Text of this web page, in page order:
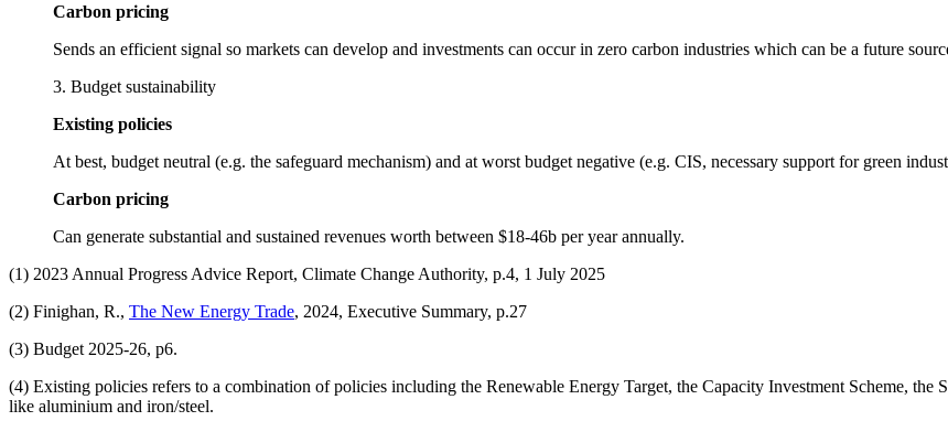
Carbon pricing​​​​‌ ‍ ​‍​‍‌‍ ‌ ​‍‌‍‍‌‌‍‌ ‌‍‍‌‌‍ ‍​‍​‍​ ‍‍​‍​‍‌ ​ ‌‍​‌‌‍ ‍‌‍‍‌‌ ‌​‌ ‍‌​‍ ‍‌‍‍‌‌‍ ​‍​‍​‍ ​​‍​‍‌‍‍​‌ ​‍‌‍‌‌‌‍‌‍​‍​‍​ ‍‍​‍​‍‌‍‍​‌ ‌​‌ ‌​‌ ​​​ ‍‍​‍ ​‍ ‌‍ ​‌‍ ‌‍​ ‌‍​‌‌‍ ​‌‍‍​‌‍ ‌ ​ ‌ ‌​​ ‍‍​ ​ ​ ​ ​ ​ ​ ​ ​‍ ‌‍‍‌‌‍ ‍‌ ‌​‌‍‌‌‌‍ ‍‌ ‌​​‍ ‌‍‌‌‌‍‌​‌‍‍‌‌ ‌​​‍ ‌‍ ‌‌‍ ‌‍‌​‌‍‌‌​ ‌‌ ​​‌ ​‍‌‍‌‌‌ ​ ‌‍‌‌‌‍ ‍‌ ‌​‌‍​‌‌ ‌​‌‍‍‌‌‍ ‌‍ ‍​ ‍ ‌‍‍‌‌‍‌​​ ‌‌‍‌​​ ‌ ​ ​ ​ ‍​‌‍‌‍​ ‌ ​ ‌‌​ ​‌​‍ ‌‌‍‌​‌‍​‍‌‍​‌‌‍​ ​‍ ‌​ ‌​​ ‌‍​ ‌​​ ​‌​‍ ‌​ ‍‌​ ​‍‌‍​‌‌‍‌‌​‍ ‌‌‍​‌‌‍​ ​ ‌​​ ‌‌​ ‌‍​ ​‍​ ‌​​ ‌​​ ​‍​ ‍​‌‍​‌​ ​‌​ ‍ ‌ ‌​‌ ‍‌‌ ​​‌‍‌‌​ ‌‌ ‌ ‌‍ ‌ ​‍‌‍‍ ​ ‍ ‌ ​​‌‍​‌‌ ‌​‌‍‍​​ ‌‌‍​ ‌‍ ‌‍ ‍‌ ‌​‌‍‌‌‌‍ ‍‌ ‌​​‍‌‌​ ‌‌‌​​‍‌‌ ‌‍‍ ‌‍‌‌‌ ‍‌​‍‌‌​ ​ ‌​‌​​‍‌‌​ ​ ‌​‌​​‍‌‌​ ​‍​ ​‍​ ​‍‌‍​ ​ ‌‌​ ‍‌​ ​‌​ ​‌​ ‌‍​ ​‍‌‍‌​​ ‍‌​ ​ ‌‍​‌​‍‌‌​ ​‍​ ​‍​‍‌‌​ ‌‌‌​‌​​‍ ‍‌ ​‍‌‍ ‌ ‌ ‌ ​ ​‍‌‌​ ‌‌‌​​‍‌‌ ‌‍‍ ‌‍‌‌‌ ‍‌​‍‌‌​ ​ ‌​‌​​‍‌‌​ ​ ‌​‌​​‍‌‌​ ​‍​ ​‍​ ​ ​ ‌‌‌‍‌‍​ ‌ ​ ‌‌​ ‌‌​ ‌‍​ ​‍‌‍​ ​ ​ ​ ​‍‌‍‌‍​‍‌‌​ ​‍​ ​‍​‍‌‌​ ‌‌‌​‌​​‍ ‍‌ ‌‍‌‍​‌‌‍ ​‌ ‌‌‌‍‌‌​‍‌‌​ ‌‌‌​​‍‌‌ ‌‍‍ ‌‍‌‌‌ ‍‌​‍‌‌​ ​ ‌​‌​​‍‌‌​ ​ ‌​‌​​‍‌‌​ ​‍​ ​‍​ ‌ ‌‍​‌‌‍‌‍​ ​​‌‍‌​‌‍​ ​ ‌​​ ‌ ​ ​‌​ ‍​​ ‍​​ ​‌​‍‌‌​ ​‍​ ​‍​‍‌‌​ ‌‌‌​‌​​‍ ‍‌‍​ ‌‍‍​‌‍‍‌‌‍ ​‌‍‌​‌ ​‍‌‍‌‌‌‍ ‍​‍‌‌​ ‌‌‌​​‍‌‌ ‌‍‍ ‌‍‌‌‌ ‍‌​‍‌‌​ ​ ‌​‌​​‍‌‌​ ​ ‌​‌​​‍‌‌​ ​‍​ ​‍‌‍‌‍​ ‌ ‌‍‌​‌‍​ ‌‍​‌​ ‌​‌‍‌​‌‍​‌​ ‌​​ ‌ ​ ‍‌​ ​​​‍‌‌​ ​‍​ ​‍​‍‌‌​ ‌‌‌​‌​​‍ ‍‌ ‌​‌‍‌‌‌ ‍​‌ ‌​​ ‌‍​‍‌‍​‌‌ ​ ‌‍‌‌‌‌‌‌‌ ​‍‌‍ ​​ ‌‌‍‍​‌ ‌​‌ ‌​‌ ​​​‍‌‌​ ​ ‌​​‌​‍‌‌​ ​‍‌​‌‍​‍‌‌​ ​‍‌​‌‍‌‍ ​‌‍ ‌‍​ ‌‍​‌‌‍ ​‌‍‍​‌‍ ‌ ​ ‌ ‌​​‍‌‌​ ​ ‌​​‌​ ​ ​ ​ ​ ​ ​ ​ ​‍‌‍‌‍‍‌‌‍‌​​ ‌‌‍‌​​ ‌ ​ ​ ​ ‍​‌‍‌‍​ ‌ ​ ‌‌​ ​‌​‍ ‌‌‍‌​‌‍​‍‌‍​‌‌‍​ ​‍ ‌​ ‌​​ ‌‍​ ‌​​ ​‌​‍ ‌​ ‍‌​ ​‍‌‍​‌‌‍‌‌​‍ ‌‌‍​‌‌‍​ ​ ‌​​ ‌‌​ ‌‍​ ​‍​ ‌​​ ‌​​ ​‍​ ‍​‌‍​‌​ ​‌​‍‌‍‌ ‌​‌ ‍‌‌ ​​‌‍‌‌​ ‌‌ ‌ ‌‍ ‌ ​‍‌‍‍ ​‍‌‍‌ ​​‌‍​‌‌ ‌​‌‍‍​​ ‌‌‍​ ‌‍ ‌‍ ‍‌ ‌​‌‍‌‌‌‍ ‍‌ ‌​​‍‌‌​ ‌‌‌​​‍‌‌ ‌‍‍ ‌‍‌‌‌ ‍‌​‍‌‌​ ​ ‌​‌​​‍‌‌​ ​ ‌​‌​​‍‌‌​ ​‍​ ​‍​ ​‍‌‍​ ​ ‌‌​ ‍‌​ ​‌​ ​‌​ ‌‍​ ​‍‌‍‌​​ ‍‌​ ​ ‌‍​‌​‍‌‌​ ​‍​ ​‍​‍‌‌​ ‌‌‌​‌​​‍ ‍‌ ​‍‌‍ ‌ ‌ ‌ ​ ​‍‌‌​ ‌‌‌​​‍‌‌ ‌‍‍ ‌‍‌‌‌ ‍‌​‍‌‌​ ​ ‌​‌​​‍‌‌​ ​ ‌​‌​​‍‌‌​ ​‍​ ​‍​ ​ ​ ‌‌‌‍‌‍​ ‌ ​ ‌‌​ ‌‌​ ‌‍​ ​‍‌‍​ ​ ​ ​ ​‍‌‍‌‍​‍‌‌​ ​‍​ ​‍​‍‌‌​ ‌‌‌​‌​​‍ ‍‌ ‌‍‌‍​‌‌‍ ​‌ ‌‌‌‍‌‌​‍‌‌​ ‌‌‌​​‍‌‌ ‌‍‍ ‌‍‌‌‌ ‍‌​‍‌‌​ ​ ‌​‌​​‍‌‌​ ​ ‌​‌​​‍‌‌​ ​‍​ ​‍​ ‌ ‌‍​‌‌‍‌‍​ ​​‌‍‌​‌‍​ ​ ‌​​ ‌ ​ ​‌​ ‍​​ ‍​​ ​‌​‍‌‌​ ​‍​ ​‍​‍‌‌​ ‌‌‌​‌​​‍ ‍‌‍​ ‌‍‍​‌‍‍‌‌‍ ​‌‍‌​‌ ​‍‌‍‌‌‌‍ ‍​‍‌‌​ ‌‌‌​​‍‌‌ ‌‍‍ ‌‍‌‌‌ ‍‌​‍‌‌​ ​ ‌​‌​​‍‌‌​ ​ ‌​‌​​‍‌‌​ ​‍​ ​‍‌‍‌‍​ ‌ ‌‍‌​‌‍​ ‌‍​‌​ ‌​‌‍‌​‌‍​‌​ ‌​​ ‌ ​ ‍‌​ ​​​‍‌‌​ ​‍​ ​‍​‍‌‌​ ‌‌‌​‌​​‍ ‍‌ ‌​‌‍‌‌‌ ‍​‌ ‌​​‍‌‍‌ ​​‌‍‌‌‌ ​‍‌ ​ ‌ ​​‌‍‌‌‌‍​ ‌ ‌​‌‍‍‌‌ ‌‍‌‍‌‌​ ‌‌ ​​‌ ‌‌‌‍​‍‌‍ ​‌‍‍‌‌ ​ ‌‍‍​‌‍‌‌‌‍‌​​‍​‍‌ ‌
Sends an efficient signal so markets can develop and investments can occur in zero carbon industries which can be a future source of economic prosperity,​​​​‌
3. Budget sustainability
Existing policies​​​​‌ ‍ ​‍​‍‌‍ ‌ ​‍‌‍‍‌‌‍‌ ‌‍‍‌‌‍ ‍​‍​‍​ ‍‍​‍​‍‌ ​ ‌‍​‌‌‍ ‍‌‍‍‌‌ ‌​‌ ‍‌​‍ ‍‌‍‍‌‌‍ ​‍​‍​‍ ​​‍​‍‌‍‍​‌ ​‍‌‍‌‌‌‍‌‍​‍​‍​ ‍‍​‍​‍‌‍‍​‌ ‌​‌ ‌​‌ ​​​ ‍‍​‍ ​‍ ‌‍ ​‌‍ ‌‍​ ‌‍​‌‌‍ ​‌‍‍​‌‍ ‌ ​ ‌ ‌​​ ‍‍​ ​ ​ ​ ​ ​ ​ ​ ​‍ ‌‍‍‌‌‍ ‍‌ ‌​‌‍‌‌‌‍ ‍‌ ‌​​‍ ‌‍‌‌‌‍‌​‌‍‍‌‌ ‌​​‍ ‌‍ ‌‌‍ ‌‍‌​‌‍‌‌​ ‌‌ ​​‌ ​‍‌‍‌‌‌ ​ ‌‍‌‌‌‍ ‍‌ ‌​‌‍​‌‌ ‌​‌‍‍‌‌‍ ‌‍ ‍​ ‍ ‌‍‍‌‌‍‌​​ ‌‌‍‌​​ ‌ ​ ​ ​ ‍​‌‍‌‍​ ‌ ​ ‌‌​ ​‌​‍ ‌‌‍‌​‌‍​‍‌‍​‌‌‍​ ​‍ ‌​ ‌​​ ‌‍​ ‌​​ ​‌​‍ ‌​ ‍‌​ ​‍‌‍​‌‌‍‌‌​‍ ‌‌‍​‌‌‍​ ​ ‌​​ ‌‌​ ‌‍​ ​‍​ ‌​​ ‌​​ ​‍​ ‍​‌‍​‌​ ​‌​ ‍ ‌ ‌​‌ ‍‌‌ ​​‌‍‌‌​ ‌‌ ‌ ‌‍ ‌ ​‍‌‍‍ ​ ‍ ‌ ​​‌‍​‌‌ ‌​‌‍‍​​ ‌‌‍​ ‌‍ ‌‍ ‍‌ ‌​‌‍‌‌‌‍ ‍‌ ‌​​‍‌‌​ ‌‌‌​​‍‌‌ ‌‍‍ ‌‍‌‌‌ ‍‌​‍‌‌​ ​ ‌​‌​​‍‌‌​ ​ ‌​‌​​‍‌‌​ ​‍​ ​‍​ ​‍‌‍​ ​ ‌‌​ ‍‌​ ​‌​ ​‌​ ‌‍​ ​‍‌‍‌​​ ‍‌​ ​ ‌‍​‌​‍‌‌​ ​‍​ ​‍​‍‌‌​ ‌‌‌​‌​​‍ ‍‌ ​‍‌‍ ‌ ‌ ‌ ​ ​‍‌‌​ ‌‌‌​​‍‌‌ ‌‍‍ ‌‍‌‌‌ ‍‌​‍‌‌​ ​ ‌​‌​​‍‌‌​ ​ ‌​‌​​‍‌‌​ ​‍​ ​‍​ ‌‌​ ‍​​ ‍​‌‍‌​​ ‌‌‌‍‌‍​ ​‍‌‍​ ‌‍‌‍‌‍‌‍​ ​ ​ ‌​​‍‌‌​ ​‍​ ​‍​‍‌‌​ ‌‌‌​‌​​‍ ‍‌ ‌‍‌‍​‌‌‍ ​‌ ‌‌‌‍‌‌​‍‌‌​ ‌‌‌​​‍‌‌ ‌‍‍ ‌‍‌‌‌ ‍‌​‍‌‌​ ​ ‌​‌​​‍‌‌​ ​ ‌​‌​​‍‌‌​ ​‍​ ​‍‌‍​‍‌‍‌​​ ‌‌‌‍​‍​ ‍‌‌‍​‍​ ​ ‌‍‌‍‌‍‌​‌‍‌‌​ ​‌​ ​‌​‍‌‌​ ​‍​ ​‍​‍‌‌​ ‌‌‌​‌​​‍ ‍‌‍​ ‌‍‍​‌‍‍‌‌‍ ​‌‍‌​‌ ​‍‌‍‌‌‌‍ ‍​‍‌‌​ ‌‌‌​​‍‌‌ ‌‍‍ ‌‍‌‌‌ ‍‌​‍‌‌​ ​ ‌​‌​​‍‌‌​ ​ ‌​‌​​‍‌‌​ ​‍​ ​‍​ ​‍​ ​​​ ‌‍​ ​​​ ​ ​ ‌ ‌‍​‌​ ​ ​ ​‌​ ‌ ​ ‍​​ ‍​​‍‌‌​ ​‍​ ​‍​‍‌‌​ ‌‌‌​‌​​‍ ‍‌ ‌​‌‍‌‌‌ ‍​‌ ‌​​ ‌‍​‍‌‍​‌‌ ​ ‌‍‌‌‌‌‌‌‌ ​‍‌‍ ​​ ‌‌‍‍​‌ ‌​‌ ‌​‌ ​​​‍‌‌​ ​ ‌​​‌​‍‌‌​ ​‍‌​‌‍​‍‌‌​ ​‍‌​‌‍‌‍ ​‌‍ ‌‍​ ‌‍​‌‌‍ ​‌‍‍​‌‍ ‌ ​ ‌ ‌​​‍‌‌​ ​ ‌​​‌​ ​ ​ ​ ​ ​ ​ ​ ​‍‌‍‌‍‍‌‌‍‌​​ ‌‌‍‌​​ ‌ ​ ​ ​ ‍​‌‍‌‍​ ‌ ​ ‌‌​ ​‌​‍ ‌‌‍‌​‌‍​‍‌‍​‌‌‍​ ​‍ ‌​ ‌​​ ‌‍​ ‌​​ ​‌​‍ ‌​ ‍‌​ ​‍‌‍​‌‌‍‌‌​‍ ‌‌‍​‌‌‍​ ​ ‌​​ ‌‌​ ‌‍​ ​‍​ ‌​​ ‌​​ ​‍​ ‍​‌‍​‌​ ​‌​‍‌‍‌ ‌​‌ ‍‌‌ ​​‌‍‌‌​ ‌‌ ‌ ‌‍ ‌ ​‍‌‍‍ ​‍‌‍‌ ​​‌‍​‌‌ ‌​‌‍‍​​ ‌‌‍​ ‌‍ ‌‍ ‍‌ ‌​‌‍‌‌‌‍ ‍‌ ‌​​‍‌‌​ ‌‌‌​​‍‌‌ ‌‍‍ ‌‍‌‌‌ ‍‌​‍‌‌​ ​ ‌​‌​​‍‌‌​ ​ ‌​‌​​‍‌‌​ ​‍​ ​‍​ ​‍‌‍​ ​ ‌‌​ ‍‌​ ​‌​ ​‌​ ‌‍​ ​‍‌‍‌​​ ‍‌​ ​ ‌‍​‌​‍‌‌​ ​‍​ ​‍​‍‌‌​ ‌‌‌​‌​​‍ ‍‌ ​‍‌‍ ‌ ‌ ‌ ​ ​‍‌‌​ ‌‌‌​​‍‌‌ ‌‍‍ ‌‍‌‌‌ ‍‌​‍‌‌​ ​ ‌​‌​​‍‌‌​ ​ ‌​‌​​‍‌‌​ ​‍​ ​‍​ ‌‌​ ‍​​ ‍​‌‍‌​​ ‌‌‌‍‌‍​ ​‍‌‍​ ‌‍‌‍‌‍‌‍​ ​ ​ ‌​​‍‌‌​ ​‍​ ​‍​‍‌‌​ ‌‌‌​‌​​‍ ‍‌ ‌‍‌‍​‌‌‍ ​‌ ‌‌‌‍‌‌​‍‌‌​ ‌‌‌​​‍‌‌ ‌‍‍ ‌‍‌‌‌ ‍‌​‍‌‌​ ​ ‌​‌​​‍‌‌​ ​ ‌​‌​​‍‌‌​ ​‍​ ​‍‌‍​‍‌‍‌​​ ‌‌‌‍​‍​ ‍‌‌‍​‍​ ​ ‌‍‌‍‌‍‌​‌‍‌‌​ ​‌​ ​‌​‍‌‌​ ​‍​ ​‍​‍‌‌​ ‌‌‌​‌​​‍ ‍‌‍​ ‌‍‍​‌‍‍‌‌‍ ​‌‍‌​‌ ​‍‌‍‌‌‌‍ ‍​‍‌‌​ ‌‌‌​​‍‌‌ ‌‍‍ ‌‍‌‌‌ ‍‌​‍‌‌​ ​ ‌​‌​​‍‌‌​ ​ ‌​‌​​‍‌‌​ ​‍​ ​‍​ ​‍​ ​​​ ‌‍​ ​​​ ​ ​ ‌ ‌‍​‌​ ​ ​ ​‌​ ‌ ​ ‍​​ ‍​​‍‌‌​ ​‍​ ​‍​‍‌‌​ ‌‌‌​‌​​‍ ‍‌ ‌​‌‍‌‌‌ ‍​‌ ‌​​‍‌‍‌ ​​‌‍‌‌‌ ​‍‌ ​ ‌ ​​‌‍‌‌‌‍​ ‌ ‌​‌‍‍‌‌ ‌‍‌‍‌‌​ ‌‌ ​​‌ ‌‌‌‍​‍‌‍ ​‌‍‍‌‌ ​ ‌‍‍​‌‍‌‌‌‍‌​​‍​‍‌ ‌
At best, budget neutral (e.g. the safeguard mechanism) and at worst budget negative (e.g. CIS, necessary support for green industries).​​​​‌
Carbon pricing​​​​‌ ‍ ​‍​‍‌‍ ‌ ​‍‌‍‍‌‌‍‌ ‌‍‍‌‌‍ ‍​‍​‍​ ‍‍​‍​‍‌ ​ ‌‍​‌‌‍ ‍‌‍‍‌‌ ‌​‌ ‍‌​‍ ‍‌‍‍‌‌‍ ​‍​‍​‍ ​​‍​‍‌‍‍​‌ ​‍‌‍‌‌‌‍‌‍​‍​‍​ ‍‍​‍​‍‌‍‍​‌ ‌​‌ ‌​‌ ​​​ ‍‍​‍ ​‍ ‌‍ ​‌‍ ‌‍​ ‌‍​‌‌‍ ​‌‍‍​‌‍ ‌ ​ ‌ ‌​​ ‍‍​ ​ ​ ​ ​ ​ ​ ​ ​‍ ‌‍‍‌‌‍ ‍‌ ‌​‌‍‌‌‌‍ ‍‌ ‌​​‍ ‌‍‌‌‌‍‌​‌‍‍‌‌ ‌​​‍ ‌‍ ‌‌‍ ‌‍‌​‌‍‌‌​ ‌‌ ​​‌ ​‍‌‍‌‌‌ ​ ‌‍‌‌‌‍ ‍‌ ‌​‌‍​‌‌ ‌​‌‍‍‌‌‍ ‌‍ ‍​ ‍ ‌‍‍‌‌‍‌​​ ‌‌‍‌​​ ‌ ​ ​ ​ ‍​‌‍‌‍​ ‌ ​ ‌‌​ ​‌​‍ ‌‌‍‌​‌‍​‍‌‍​‌‌‍​ ​‍ ‌​ ‌​​ ‌‍​ ‌​​ ​‌​‍ ‌​ ‍‌​ ​‍‌‍​‌‌‍‌‌​‍ ‌‌‍​‌‌‍​ ​ ‌​​ ‌‌​ ‌‍​ ​‍​ ‌​​ ‌​​ ​‍​ ‍​‌‍​‌​ ​‌​ ‍ ‌ ‌​‌ ‍‌‌ ​​‌‍‌‌​ ‌‌ ‌ ‌‍ ‌ ​‍‌‍‍ ​ ‍ ‌ ​​‌‍​‌‌ ‌​‌‍‍​​ ‌‌‍​ ‌‍ ‌‍ ‍‌ ‌​‌‍‌‌‌‍ ‍‌ ‌​​‍‌‌​ ‌‌‌​​‍‌‌ ‌‍‍ ‌‍‌‌‌ ‍‌​‍‌‌​ ​ ‌​‌​​‍‌‌​ ​ ‌​‌​​‍‌‌​ ​‍​ ​‍​ ​‍‌‍​ ​ ‌‌​ ‍‌​ ​‌​ ​‌​ ‌‍​ ​‍‌‍‌​​ ‍‌​ ​ ‌‍​‌​‍‌‌​ ​‍​ ​‍​‍‌‌​ ‌‌‌​‌​​‍ ‍‌ ​‍‌‍ ‌ ‌ ‌ ​ ​‍‌‌​ ‌‌‌​​‍‌‌ ‌‍‍ ‌‍‌‌‌ ‍‌​‍‌‌​ ​ ‌​‌​​‍‌‌​ ​ ‌​‌​​‍‌‌​ ​‍​ ​‍​ ‌‌​ ‍​​ ‍​‌‍‌​​ ‌‌‌‍‌‍​ ​‍‌‍​ ‌‍‌‍‌‍‌‍​ ​ ​ ‌​​‍‌‌​ ​‍​ ​‍​‍‌‌​ ‌‌‌​‌​​‍ ‍‌ ‌‍‌‍​‌‌‍ ​‌ ‌‌‌‍‌‌​‍‌‌​ ‌‌‌​​‍‌‌ ‌‍‍ ‌‍‌‌‌ ‍‌​‍‌‌​ ​ ‌​‌​​‍‌‌​ ​ ‌​‌​​‍‌‌​ ​‍​ ​‍​ ​‌‌‍​‌‌‍​ ‌‍‌‍​ ​‍​ ‍​​ ​ ​ ‍‌​ ‌‌​ ‌ ‌‍​‍​ ‌‌​‍‌‌​ ​‍​ ​‍​‍‌‌​ ‌‌‌​‌​​‍ ‍‌‍​ ‌‍‍​‌‍‍‌‌‍ ​‌‍‌​‌ ​‍‌‍‌‌‌‍ ‍​‍‌‌​ ‌‌‌​​‍‌‌ ‌‍‍ ‌‍‌‌‌ ‍‌​‍‌‌​ ​ ‌​‌​​‍‌‌​ ​ ‌​‌​​‍‌‌​ ​‍​ ​‍​ ​ ​ ​ ‌‍​‌​ ‌​​ ​​​ ‍​​ ​‌‌‍​ ​ ‍​​ ​‍‌‍‌‌​ ​ ​‍‌‌​ ​‍​ ​‍​‍‌‌​ ‌‌‌​‌​​‍ ‍‌ ‌​‌‍‌‌‌ ‍​‌ ‌​​ ‌‍​‍‌‍​‌‌ ​ ‌‍‌‌‌‌‌‌‌ ​‍‌‍ ​​ ‌‌‍‍​‌ ‌​‌ ‌​‌ ​​​‍‌‌​ ​ ‌​​‌​‍‌‌​ ​‍‌​‌‍​‍‌‌​ ​‍‌​‌‍‌‍ ​‌‍ ‌‍​ ‌‍​‌‌‍ ​‌‍‍​‌‍ ‌ ​ ‌ ‌​​‍‌‌​ ​ ‌​​‌​ ​ ​ ​ ​ ​ ​ ​ ​‍‌‍‌‍‍‌‌‍‌​​ ‌‌‍‌​​ ‌ ​ ​ ​ ‍​‌‍‌‍​ ‌ ​ ‌‌​ ​‌​‍ ‌‌‍‌​‌‍​‍‌‍​‌‌‍​ ​‍ ‌​ ‌​​ ‌‍​ ‌​​ ​‌​‍ ‌​ ‍‌​ ​‍‌‍​‌‌‍‌‌​‍ ‌‌‍​‌‌‍​ ​ ‌​​ ‌‌​ ‌‍​ ​‍​ ‌​​ ‌​​ ​‍​ ‍​‌‍​‌​ ​‌​‍‌‍‌ ‌​‌ ‍‌‌ ​​‌‍‌‌​ ‌‌ ‌ ‌‍ ‌ ​‍‌‍‍ ​‍‌‍‌ ​​‌‍​‌‌ ‌​‌‍‍​​ ‌‌‍​ ‌‍ ‌‍ ‍‌ ‌​‌‍‌‌‌‍ ‍‌ ‌​​‍‌‌​ ‌‌‌​​‍‌‌ ‌‍‍ ‌‍‌‌‌ ‍‌​‍‌‌​ ​ ‌​‌​​‍‌‌​ ​ ‌​‌​​‍‌‌​ ​‍​ ​‍​ ​‍‌‍​ ​ ‌‌​ ‍‌​ ​‌​ ​‌​ ‌‍​ ​‍‌‍‌​​ ‍‌​ ​ ‌‍​‌​‍‌‌​ ​‍​ ​‍​‍‌‌​ ‌‌‌​‌​​‍ ‍‌ ​‍‌‍ ‌ ‌ ‌ ​ ​‍‌‌​ ‌‌‌​​‍‌‌ ‌‍‍ ‌‍‌‌‌ ‍‌​‍‌‌​ ​ ‌​‌​​‍‌‌​ ​ ‌​‌​​‍‌‌​ ​‍​ ​‍​ ‌‌​ ‍​​ ‍​‌‍‌​​ ‌‌‌‍‌‍​ ​‍‌‍​ ‌‍‌‍‌‍‌‍​ ​ ​ ‌​​‍‌‌​ ​‍​ ​‍​‍‌‌​ ‌‌‌​‌​​‍ ‍‌ ‌‍‌‍​‌‌‍ ​‌ ‌‌‌‍‌‌​‍‌‌​ ‌‌‌​​‍‌‌ ‌‍‍ ‌‍‌‌‌ ‍‌​‍‌‌​ ​ ‌​‌​​‍‌‌​ ​ ‌​‌​​‍‌‌​ ​‍​ ​‍​ ​‌‌‍​‌‌‍​ ‌‍‌‍​ ​‍​ ‍​​ ​ ​ ‍‌​ ‌‌​ ‌ ‌‍​‍​ ‌‌​‍‌‌​ ​‍​ ​‍​‍‌‌​ ‌‌‌​‌​​‍ ‍‌‍​ ‌‍‍​‌‍‍‌‌‍ ​‌‍‌​‌ ​‍‌‍‌‌‌‍ ‍​‍‌‌​ ‌‌‌​​‍‌‌ ‌‍‍ ‌‍‌‌‌ ‍‌​‍‌‌​ ​ ‌​‌​​‍‌‌​ ​ ‌​‌​​‍‌‌​ ​‍​ ​‍​ ​ ​ ​ ‌‍​‌​ ‌​​ ​​​ ‍​​ ​‌‌‍​ ​ ‍​​ ​‍‌‍‌‌​ ​ ​‍‌‌​ ​‍​ ​‍​‍‌‌​ ‌‌‌​‌​​‍ ‍‌ ‌​‌‍‌‌‌ ‍​‌ ‌​​‍‌‍‌ ​​‌‍‌‌‌ ​‍‌ ​ ‌ ​​‌‍‌‌‌‍​ ‌ ‌​‌‍‍‌‌ ‌‍‌‍‌‌​ ‌‌ ​​‌ ‌‌‌‍​‍‌‍ ​‌‍‍‌‌ ​ ‌‍‍​‌‍‌‌‌‍‌​​‍​‍‌ ‌
Can generate substantial and sustained revenues worth between $18-46b per year annually.​​​​‌ ‍ ​‍​‍‌‍ ‌ ​‍‌‍‍‌‌‍‌ ‌‍‍‌‌‍ ‍​‍​‍​ ‍‍​‍​‍‌ ​ ‌‍​‌‌‍ ‍‌‍‍‌‌ ‌​‌ ‍‌​‍ ‍‌‍‍‌‌‍ ​‍​‍​‍ ​​‍​‍‌‍‍​‌ ​‍‌‍‌‌‌‍‌‍​‍​‍​ ‍‍​‍​‍‌‍‍​‌ ‌​‌ ‌​‌ ​​​ ‍‍​‍ ​‍ ‌‍ ​‌‍ ‌‍​ ‌‍​‌‌‍ ​‌‍‍​‌‍ ‌ ​ ‌ ‌​​ ‍‍​ ​ ​ ​ ​ ​ ​ ​ ​‍ ‌‍‍‌‌‍ ‍‌ ‌​‌‍‌‌‌‍ ‍‌ ‌​​‍ ‌‍‌‌‌‍‌​‌‍‍‌‌ ‌​​‍ ‌‍ ‌‌‍ ‌‍‌​‌‍‌‌​ ‌‌ ​​‌ ​‍‌‍‌‌‌ ​ ‌‍‌‌‌‍ ‍‌ ‌​‌‍​‌‌ ‌​‌‍‍‌‌‍ ‌‍ ‍​ ‍ ‌‍‍‌‌‍‌​​ ‌‌‍‌​​ ‌ ​ ​ ​ ‍​‌‍‌‍​ ‌ ​ ‌‌​ ​‌​‍ ‌‌‍‌​‌‍​‍‌‍​‌‌‍​ ​‍ ‌​ ‌​​ ‌‍​ ‌​​ ​‌​‍ ‌​ ‍‌​ ​‍‌‍​‌‌‍‌‌​‍ ‌‌‍​‌‌‍​ ​ ‌​​ ‌‌​ ‌‍​ ​‍​ ‌​​ ‌​​ ​‍​ ‍​‌‍​‌​ ​‌​ ‍ ‌ ‌​‌ ‍‌‌ ​​‌‍‌‌​ ‌‌ ‌ ‌‍ ‌ ​‍‌‍‍ ​ ‍ ‌ ​​‌‍​‌‌ ‌​‌‍‍​​ ‌‌‍​ ‌‍ ‌‍ ‍‌ ‌​‌‍‌‌‌‍ ‍‌ ‌​​‍‌‌​ ‌‌‌​​‍‌‌ ‌‍‍ ‌‍‌‌‌ ‍‌​‍‌‌​ ​ ‌​‌​​‍‌‌​ ​ ‌​‌​​‍‌‌​ ​‍​ ​‍​ ​‍‌‍​ ​ ‌‌​ ‍‌​ ​‌​ ​‌​ ‌‍​ ​‍‌‍‌​​ ‍‌​ ​ ‌‍​‌​‍‌‌​ ​‍​ ​‍​‍‌‌​ ‌‌‌​‌​​‍ ‍‌ ​‍‌‍ ‌ ‌ ‌ ​ ​‍‌‌​ ‌‌‌​​‍‌‌ ‌‍‍ ‌‍‌‌‌ ‍‌​‍‌‌​ ​ ‌​‌​​‍‌‌​ ​ ‌​‌​​‍‌‌​ ​‍​ ​‍​ ‌‌​ ‍​​ ‍​‌‍‌​​ ‌‌‌‍‌‍​ ​‍‌‍​ ‌‍‌‍‌‍‌‍​ ​ ​ ‌​​‍‌‌​ ​‍​ ​‍​‍‌‌​ ‌‌‌​‌​​‍ ‍‌ ‌‍‌‍​‌‌‍ ​‌ ‌‌‌‍‌‌​‍‌‌​ ‌‌‌​​‍‌‌ ‌‍‍ ‌‍‌‌‌ ‍‌​‍‌‌​ ​ ‌​‌​​‍‌‌​ ​ ‌​‌​​‍‌‌​ ​‍​ ​‍​ ​‌‌‍​‌​ ​​​ ‌​‌‍​ ​ ‌‌​ ‌​​ ‌ ​ ‌‍​ ​ ​ ‌‌​ ​​​‍‌‌​ ​‍​ ​‍​‍‌‌​ ‌‌‌​‌​​‍ ‍‌‍​ ‌‍‍​‌‍‍‌‌‍ ​‌‍‌​‌ ​‍‌‍‌‌‌‍ ‍​‍‌‌​ ‌‌‌​​‍‌‌ ‌‍‍ ‌‍‌‌‌ ‍‌​‍‌‌​ ​ ‌​‌​​‍‌‌​ ​ ‌​‌​​‍‌‌​ ​‍​ ​‍​ ​​​ ‌‍​ ​‍‌‍‌‍​ ‌‌​ ‌ ​ ​‌​ ‌ ‌‍​ ​ ​ ‌‍‌‍​ ​‌​‍‌‌​ ​‍​ ​‍​‍‌‌​ ‌‌‌​‌​​‍ ‍‌ ‌​‌‍‌‌‌ ‍​‌ ‌​​ ‌‍​‍‌‍​‌‌ ​ ‌‍‌‌‌‌‌‌‌ ​‍‌‍ ​​ ‌‌‍‍​‌ ‌​‌ ‌​‌ ​​​‍‌‌​ ​ ‌​​‌​‍‌‌​ ​‍‌​‌‍​‍‌‌​ ​‍‌​‌‍‌‍ ​‌‍ ‌‍​ ‌‍​‌‌‍ ​‌‍‍​‌‍ ‌ ​ ‌ ‌​​‍‌‌​ ​ ‌​​‌​ ​ ​ ​ ​ ​ ​ ​ ​‍‌‍‌‍‍‌‌‍‌​​ ‌‌‍‌​​ ‌ ​ ​ ​ ‍​‌‍‌‍​ ‌ ​ ‌‌​ ​‌​‍ ‌‌‍‌​‌‍​‍‌‍​‌‌‍​ ​‍ ‌​ ‌​​ ‌‍​ ‌​​ ​‌​‍ ‌​ ‍‌​ ​‍‌‍​‌‌‍‌‌​‍ ‌‌‍​‌‌‍​ ​ ‌​​ ‌‌​ ‌‍​ ​‍​ ‌​​ ‌​​ ​‍​ ‍​‌‍​‌​ ​‌​‍‌‍‌ ‌​‌ ‍‌‌ ​​‌‍‌‌​ ‌‌ ‌ ‌‍ ‌ ​‍‌‍‍ ​‍‌‍‌ ​​‌‍​‌‌ ‌​‌‍‍​​ ‌‌‍​ ‌‍ ‌‍ ‍‌ ‌​‌‍‌‌‌‍ ‍‌ ‌​​‍‌‌​ ‌‌‌​​‍‌‌ ‌‍‍ ‌‍‌‌‌ ‍‌​‍‌‌​ ​ ‌​‌​​‍‌‌​ ​ ‌​‌​​‍‌‌​ ​‍​ ​‍​ ​‍‌‍​ ​ ‌‌​ ‍‌​ ​‌​ ​‌​ ‌‍​ ​‍‌‍‌​​ ‍‌​ ​ ‌‍​‌​‍‌‌​ ​‍​ ​‍​‍‌‌​ ‌‌‌​‌​​‍ ‍‌ ​‍‌‍ ‌ ‌ ‌ ​ ​‍‌‌​ ‌‌‌​​‍‌‌ ‌‍‍ ‌‍‌‌‌ ‍‌​‍‌‌​ ​ ‌​‌​​‍‌‌​ ​ ‌​‌​​‍‌‌​ ​‍​ ​‍​ ‌‌​ ‍​​ ‍​‌‍‌​​ ‌‌‌‍‌‍​ ​‍‌‍​ ‌‍‌‍‌‍‌‍​ ​ ​ ‌​​‍‌‌​ ​‍​ ​‍​‍‌‌​ ‌‌‌​‌​​‍ ‍‌ ‌‍‌‍​‌‌‍ ​‌ ‌‌‌‍‌‌​‍‌‌​ ‌‌‌​​‍‌‌ ‌‍‍ ‌‍‌‌‌ ‍‌​‍‌‌​ ​ ‌​‌​​‍‌‌​ ​ ‌​‌​​‍‌‌​ ​‍​ ​‍​ ​‌‌‍​‌​ ​​​ ‌​‌‍​ ​ ‌‌​ ‌​​ ‌ ​ ‌‍​ ​ ​ ‌‌​ ​​​‍‌‌​ ​‍​ ​‍​‍‌‌​ ‌‌‌​‌​​‍ ‍‌‍​ ‌‍‍​‌‍‍‌‌‍ ​‌‍‌​‌ ​‍‌‍‌‌‌‍ ‍​‍‌‌​ ‌‌‌​​‍‌‌ ‌‍‍ ‌‍‌‌‌ ‍‌​‍‌‌​ ​ ‌​‌​​‍‌‌​ ​ ‌​‌​​‍‌‌​ ​‍​ ​‍​ ​​​ ‌‍​ ​‍‌‍‌‍​ ‌‌​ ‌ ​ ​‌​ ‌ ‌‍​ ​ ​ ‌‍‌‍​ ​‌​‍‌‌​ ​‍​ ​‍​‍‌‌​ ‌‌‌​‌​​‍ ‍‌ ‌​‌‍‌‌‌ ‍​‌ ‌​​‍‌‍‌ ​​‌‍‌‌‌ ​‍‌ ​ ‌ ​​‌‍‌‌‌‍​ ‌ ‌​‌‍‍‌‌ ‌‍‌‍‌‌​ ‌‌ ​​‌ ‌‌‌‍​‍‌‍ ​‌‍‍‌‌ ​ ‌‍‍​‌‍‌‌‌‍‌​​‍​‍‌ ‌
(1) 2023 Annual Progress Advice Report, Climate Change Authority, p.4, 1 July 2025​​​​‌ ‍ ​‍​‍‌‍ ‌ ​‍‌‍‍‌‌‍‌ ‌‍‍‌‌‍ ‍​‍​‍​ ‍‍​‍​‍‌ ​ ‌‍​‌‌‍ ‍‌‍‍‌‌ ‌​‌ ‍‌​‍ ‍‌‍‍‌‌‍ ​‍​‍​‍ ​​‍​‍‌‍‍​‌ ​‍‌‍‌‌‌‍‌‍​‍​‍​ ‍‍​‍​‍‌‍‍​‌ ‌​‌ ‌​‌ ​​​ ‍‍​‍ ​‍ ‌‍ ​‌‍ ‌‍​ ‌‍​‌‌‍ ​‌‍‍​‌‍ ‌ ​ ‌ ‌​​ ‍‍​ ​ ​ ​ ​ ​ ​ ​ ​‍ ‌‍‍‌‌‍ ‍‌ ‌​‌‍‌‌‌‍ ‍‌ ‌​​‍ ‌‍‌‌‌‍‌​‌‍‍‌‌ ‌​​‍ ‌‍ ‌‌‍ ‌‍‌​‌‍‌‌​ ‌‌ ​​‌ ​‍‌‍‌‌‌ ​ ‌‍‌‌‌‍ ‍‌ ‌​‌‍​‌‌ ‌​‌‍‍‌‌‍ ‌‍ ‍​ ‍ ‌‍‍‌‌‍‌​​ ‌‌‍‌​​ ‌ ​ ​ ​ ‍​‌‍‌‍​ ‌ ​ ‌‌​ ​‌​‍ ‌‌‍‌​‌‍​‍‌‍​‌‌‍​ ​‍ ‌​ ‌​​ ‌‍​ ‌​​ ​‌​‍ ‌​ ‍‌​ ​‍‌‍​‌‌‍‌‌​‍ ‌‌‍​‌‌‍​ ​ ‌​​ ‌‌​ ‌‍​ ​‍​ ‌​​ ‌​​ ​‍​ ‍​‌‍​‌​ ​‌​ ‍ ‌ ‌​‌ ‍‌‌ ​​‌‍‌‌​ ‌‌ ‌ ‌‍ ‌ ​‍‌‍‍ ​ ‍ ‌ ​​‌‍​‌‌ ‌​‌‍‍​​ ‌‌‍​ ‌‍ ‌‍ ‍‌ ‌​‌‍‌‌‌‍ ‍‌ ‌​‌‌​ ‌‍ ‌‌‍​‌‌‍ ​‌‍ ​‌‌​​‌ ​‍‌‍‍‌‌‍ ‍‌ ‌​​‍‌‌​ ‌‌‌​​‍‌‌ ‌‍‍ ‌‍‌‌‌ ‍‌​‍‌‌​ ​ ‌​‌​​‍‌‌​ ​ ‌​‌​​‍‌‌​ ​‍​ ​‍‌‍​‌‌‍​‌‌‍‌‍​ ‌‌‌‍‌‍‌‍‌​‌‍‌‌​ ​​‌‍​ ‌‍​‍​ ​‍‌‍​‍​‍‌‌​ ​‍​ ​‍​‍‌‌​ ‌‌‌​‌​​‍ ‍‌‍​ ‌‍‍​‌‍‍‌‌‍ ​‌‍‌​‌ ​‍‌‍‌‌‌‍ ‍​‍‌‌​ ‌‌‌​​‍‌‌ ‌‍‍ ‌‍‌‌‌ ‍‌​‍‌‌​ ​ ‌​‌​​‍‌‌​ ​ ‌​‌​​‍‌‌​ ​‍​ ​‍​ ‌‍​ ‌​‌‍​‌​ ‌‌‌‍​ ​ ‌ ‌‍​‍​ ‌ ​ ​‍​ ​ ​ ‌ ​ ‍‌​‍‌‌​ ​‍​ ​‍​‍‌‌​ ‌‌‌​‌​​‍ ‍‌ ‌​‌‍‌‌‌ ‍​‌ ‌​​ ‌‍​‍‌‍​‌‌ ​ ‌‍‌‌‌‌‌‌‌ ​‍‌‍ ​​ ‌‌‍‍​‌ ‌​‌ ‌​‌ ​​​‍‌‌​ ​ ‌​​‌​‍‌‌​ ​‍‌​‌‍​‍‌‌​ ​‍‌​‌‍‌‍ ​‌‍ ‌‍​ ‌‍​‌‌‍ ​‌‍‍​‌‍ ‌ ​ ‌ ‌​​‍‌‌​ ​ ‌​​‌​ ​ ​ ​ ​ ​ ​ ​ ​‍‌‍‌‍‍‌‌‍‌​​ ‌‌‍‌​​ ‌ ​ ​ ​ ‍​‌‍‌‍​ ‌ ​ ‌‌​ ​‌​‍ ‌‌‍‌​‌‍​‍‌‍​‌‌‍​ ​‍ ‌​ ‌​​ ‌‍​ ‌​​ ​‌​‍ ‌​ ‍‌​ ​‍‌‍​‌‌‍‌‌​‍ ‌‌‍​‌‌‍​ ​ ‌​​ ‌‌​ ‌‍​ ​‍​ ‌​​ ‌​​ ​‍​ ‍​‌‍​‌​ ​‌​‍‌‍‌ ‌​‌ ‍‌‌ ​​‌‍‌‌​ ‌‌ ‌ ‌‍ ‌ ​‍‌‍‍ ​‍‌‍‌ ​​‌‍​‌‌ ‌​‌‍‍​​ ‌‌‍​ ‌‍ ‌‍ ‍‌ ‌​‌‍‌‌‌‍ ‍‌ ‌​‌‌​ ‌‍ ‌‌‍​‌‌‍ ​‌‍ ​‌‌​​‌ ​‍‌‍‍‌‌‍ ‍‌ ‌​​‍‌‌​ ‌‌‌​​‍‌‌ ‌‍‍ ‌‍‌‌‌ ‍‌​‍‌‌​ ​ ‌​‌​​‍‌‌​ ​ ‌​‌​​‍‌‌​ ​‍​ ​‍‌‍​‌‌‍​‌‌‍‌‍​ ‌‌‌‍‌‍‌‍‌​‌‍‌‌​ ​​‌‍​ ‌‍​‍​ ​‍‌‍​‍​‍‌‌​ ​‍​ ​‍​‍‌‌​ ‌‌‌​‌​​‍ ‍‌‍​ ‌‍‍​‌‍‍‌‌‍ ​‌‍‌​‌ ​‍‌‍‌‌‌‍ ‍​‍‌‌​ ‌‌‌​​‍‌‌ ‌‍‍ ‌‍‌‌‌ ‍‌​‍‌‌​ ​ ‌​‌​​‍‌‌​ ​ ‌​‌​​‍‌‌​ ​‍​ ​‍​ ‌‍​ ‌​‌‍​‌​ ‌‌‌‍​ ​ ‌ ‌‍​‍​ ‌ ​ ​‍​ ​ ​ ‌ ​ ‍‌​‍‌‌​ ​‍​ ​‍​‍‌‌​ ‌‌‌​‌​​‍ ‍‌ ‌​‌‍‌‌‌ ‍​‌ ‌​​‍‌‍‌ ​​‌‍‌‌‌ ​‍‌ ​ ‌ ​​‌‍‌‌‌‍​ ‌ ‌​‌‍‍‌‌ ‌‍‌‍‌‌​ ‌‌ ​​‌ ‌‌‌‍​‍‌‍ ​‌‍‍‌‌ ​ ‌‍‍​‌‍‌‌‌‍‌​​‍​‍‌ ‌
(2) Finighan, R., ​​​​‌ ‍ ​‍​‍‌‍ ‌ ​‍‌‍‍‌‌‍‌ ‌‍‍‌‌‍ ‍​‍​‍​ ‍‍​‍​‍‌ ​ ‌‍​‌‌‍ ‍‌‍‍‌‌ ‌​‌ ‍‌​‍ ‍‌‍‍‌‌‍ ​‍​‍​‍ ​​‍​‍‌‍‍​‌ ​‍‌‍‌‌‌‍‌‍​‍​‍​ ‍‍​‍​‍‌‍‍​‌ ‌​‌ ‌​‌ ​​​ ‍‍​‍ ​‍ ‌‍ ​‌‍ ‌‍​ ‌‍​‌‌‍ ​‌‍‍​‌‍ ‌ ​ ‌ ‌​​ ‍‍​ ​ ​ ​ ​ ​ ​ ​ ​‍ ‌‍‍‌‌‍ ‍‌ ‌​‌‍‌‌‌‍ ‍‌ ‌​​‍ ‌‍‌‌‌‍‌​‌‍‍‌‌ ‌​​‍ ‌‍ ‌‌‍ ‌‍‌​‌‍‌‌​ ‌‌ ​​‌ ​‍‌‍‌‌‌ ​ ‌‍‌‌‌‍ ‍‌ ‌​‌‍​‌‌ ‌​‌‍‍‌‌‍ ‌‍ ‍​ ‍ ‌‍‍‌‌‍‌​​ ‌‌‍‌​​ ‌ ​ ​ ​ ‍​‌‍‌‍​ ‌ ​ ‌‌​ ​‌​‍ ‌‌‍‌​‌‍​‍‌‍​‌‌‍​ ​‍ ‌​ ‌​​ ‌‍​ ‌​​ ​‌​‍ ‌​ ‍‌​ ​‍‌‍​‌‌‍‌‌​‍ ‌‌‍​‌‌‍​ ​ ‌​​ ‌‌​ ‌‍​ ​‍​ ‌​​ ‌​​ ​‍​ ‍​‌‍​‌​ ​‌​ ‍ ‌ ‌​‌ ‍‌‌ ​​‌‍‌‌​ ‌‌ ‌ ‌‍ ‌ ​‍‌‍‍ ​ ‍ ‌ ​​‌‍​‌‌ ‌​‌‍‍​​ ‌‌‍​ ‌‍ ‌‍ ‍‌ ‌​‌‍‌‌‌‍ ‍‌ ‌​‌‌​ ‌‍ ‌‌‍​‌‌‍ ​‌‍ ​‌‌​​‌ ​‍‌‍‍‌‌‍ ‍‌ ‌​​‍‌‌​ ‌‌‌​​‍‌‌ ‌‍‍ ‌‍‌‌‌ ‍‌​‍‌‌​ ​ ‌​‌​​‍‌‌​ ​ ‌​‌​​‍‌‌​ ​‍​ ​‍​ ‍​​ ​‍​ ‌‍​ ​‍​ ​ ​ ‌​​ ​‌​ ‍‌​ ​‌‌‍​‍‌‍​‍​ ‌ ​‍‌‌​ ​‍​ ​‍​‍‌‌​ ‌‌‌​‌​​‍ ‍‌‍​ ‌‍‍​‌‍‍‌‌‍ ​‌‍‌​‌ ​‍‌‍‌‌‌‍ ‍​‍‌‌​ ‌‌‌​​‍‌‌ ‌‍‍ ‌‍‌‌‌ ‍‌​‍‌‌​ ​ ‌​‌​​‍‌‌​ ​ ‌​‌​​‍‌‌​ ​‍​ ​‍​ ​ ​ ​‍​ ​‍‌‍‌​‌‍​ ​ ‌ ​ ‌​‌‍‌‍‌‍​‌‌‍​ ​ ​​​ ​‍​‍‌‌​ ​‍​ ​‍​‍‌‌​ ‌‌‌​‌​​‍ ‍‌ ‌​‌‍‌‌‌ ‍​‌ ‌​​ ‌‍​‍‌‍​‌‌ ​ ‌‍‌‌‌‌‌‌‌ ​‍‌‍ ​​ ‌‌‍‍​‌ ‌​‌ ‌​‌ ​​​‍‌‌​ ​ ‌​​‌​‍‌‌​ ​‍‌​‌‍​‍‌‌​ ​‍‌​‌‍‌‍ ​‌‍ ‌‍​ ‌‍​‌‌‍ ​‌‍‍​‌‍ ‌ ​ ‌ ‌​​‍‌‌​ ​ ‌​​‌​ ​ ​ ​ ​ ​ ​ ​ ​‍‌‍‌‍‍‌‌‍‌​​ ‌‌‍‌​​ ‌ ​ ​ ​ ‍​‌‍‌‍​ ‌ ​ ‌‌​ ​‌​‍ ‌‌‍‌​‌‍​‍‌‍​‌‌‍​ ​‍ ‌​ ‌​​ ‌‍​ ‌​​ ​‌​‍ ‌​ ‍‌​ ​‍‌‍​‌‌‍‌‌​‍ ‌‌‍​‌‌‍​ ​ ‌​​ ‌‌​ ‌‍​ ​‍​ ‌​​ ‌​​ ​‍​ ‍​‌‍​‌​ ​‌​‍‌‍‌ ‌​‌ ‍‌‌ ​​‌‍‌‌​ ‌‌ ‌ ‌‍ ‌ ​‍‌‍‍ ​‍‌‍‌ ​​‌‍​‌‌ ‌​‌‍‍​​ ‌‌‍​ ‌‍ ‌‍ ‍‌ ‌​‌‍‌‌‌‍ ‍‌ ‌​‌‌​ ‌‍ ‌‌‍​‌‌‍ ​‌‍ ​‌‌​​‌ ​‍‌‍‍‌‌‍ ‍‌ ‌​​‍‌‌​ ‌‌‌​​‍‌‌ ‌‍‍ ‌‍‌‌‌ ‍‌​‍‌‌​ ​ ‌​‌​​‍‌‌​ ​ ‌​‌​​‍‌‌​ ​‍​ ​‍​ ‍​​ ​‍​ ‌‍​ ​‍​ ​ ​ ‌​​ ​‌​ ‍‌​ ​‌‌‍​‍‌‍​‍​ ‌ ​‍‌‌​ ​‍​ ​‍​‍‌‌​ ‌‌‌​‌​​‍ ‍‌‍​ ‌‍‍​‌‍‍‌‌‍ ​‌‍‌​‌ ​‍‌‍‌‌‌‍ ‍​‍‌‌​ ‌‌‌​​‍‌‌ ‌‍‍ ‌‍‌‌‌ ‍‌​‍‌‌​ ​ ‌​‌​​‍‌‌​ ​ ‌​‌​​‍‌‌​ ​‍​ ​‍​ ​ ​ ​‍​ ​‍‌‍‌​‌‍​ ​ ‌ ​ ‌​‌‍‌‍‌‍​‌‌‍​ ​ ​​​ ​‍​‍‌‌​ ​‍​ ​‍​‍‌‌​ ‌‌‌​‌​​‍ ‍‌ ‌​‌‍‌‌‌ ‍​‌ ‌​​‍‌‍‌ ​​‌‍‌‌‌ ​‍‌ ​ ‌ ​​‌‍‌‌‌‍​ ‌ ‌​‌‍‍‌‌ ‌‍‌‍‌‌​ ‌‌ ​​‌ ‌‌‌‍​‍‌‍ ​‌‍‍‌‌ ​ ‌‍‍​‌‍‌‌‌‍‌​​‍​‍‌ ‌ The New Energy Trade​​​​‌ ‍ ​‍​‍‌‍ ‌ ​‍‌‍‍‌‌‍‌ ‌‍‍‌‌‍ ‍​‍​‍​ ‍‍​‍​‍‌ ​ ‌‍​‌‌‍ ‍‌‍‍‌‌ ‌​‌ ‍‌​‍ ‍‌‍‍‌‌‍ ​‍​‍​‍ ​​‍​‍‌‍‍​‌ ​‍‌‍‌‌‌‍‌‍​‍​‍​ ‍‍​‍​‍‌‍‍​‌ ‌​‌ ‌​‌ ​​​ ‍‍​‍ ​‍ ‌‍ ​‌‍ ‌‍​ ‌‍​‌‌‍ ​‌‍‍​‌‍ ‌ ​ ‌ ‌​​ ‍‍​ ​ ​ ​ ​ ​ ​ ​ ​‍ ‌‍‍‌‌‍ ‍‌ ‌​‌‍‌‌‌‍ ‍‌ ‌​​‍ ‌‍‌‌‌‍‌​‌‍‍‌‌ ‌​​‍ ‌‍ ‌‌‍ ‌‍‌​‌‍‌‌​ ‌‌ ​​‌ ​‍‌‍‌‌‌ ​ ‌‍‌‌‌‍ ‍‌ ‌​‌‍​‌‌ ‌​‌‍‍‌‌‍ ‌‍ ‍​ ‍ ‌‍‍‌‌‍‌​​ ‌‌‍‌​​ ‌ ​ ​ ​ ‍​‌‍‌‍​ ‌ ​ ‌‌​ ​‌​‍ ‌‌‍‌​‌‍​‍‌‍​‌‌‍​ ​‍ ‌​ ‌​​ ‌‍​ ‌​​ ​‌​‍ ‌​ ‍‌​ ​‍‌‍​‌‌‍‌‌​‍ ‌‌‍​‌‌‍​ ​ ‌​​ ‌‌​ ‌‍​ ​‍​ ‌​​ ‌​​ ​‍​ ‍​‌‍​‌​ ​‌​ ‍ ‌ ‌​‌ ‍‌‌ ​​‌‍‌‌​ ‌‌ ‌ ‌‍ ‌ ​‍‌‍‍ ​ ‍ ‌ ​​‌‍​‌‌ ‌​‌‍‍​​ ‌‌‍​ ‌‍ ‌‍ ‍‌ ‌​‌‍‌‌‌‍ ‍‌ ‌​‌‌​ ‌‍ ‌‌‍​‌‌‍ ​‌‍ ​‌‌​​‌ ​‍‌‍‍‌‌‍ ‍‌ ‌​​‍‌‌​ ‌‌‌​​‍‌‌ ‌‍‍ ‌‍‌‌‌ ‍‌​‍‌‌​ ​ ‌​‌​​‍‌‌​ ​ ‌​‌​​‍‌‌​ ​‍​ ​‍​ ‍​​ ​‍​ ‌‍​ ​‍​ ​ ​ ‌​​ ​‌​ ‍‌​ ​‌‌‍​‍‌‍​‍​ ‌ ​‍‌‌​ ​‍​ ​‍​‍‌‌​ ‌‌‌​‌​​‍ ‍‌‍​ ‌‍‍​‌‍‍‌‌‍ ​‌‍‌​‌ ​‍‌‍‌‌‌‍ ‍​‍‌‌​ ‌‌‌​​‍‌‌ ‌‍‍ ‌‍‌‌‌ ‍‌​‍‌‌​ ​ ‌​‌​​‍‌‌​ ​ ‌​‌​​‍‌‌​ ​‍​ ​‍​ ‌ ​ ‌‌‌‍​‍​ ‌‍‌‍​‍​ ‍‌‌‍​ ​ ‍‌​ ‌‍​ ‍‌‌‍‌‌‌‍​‍​‍‌‌​ ​‍​ ​‍​‍‌‌​ ‌‌‌​‌​​‍ ‍‌ ‌​‌‍‌‌‌ ‍​‌ ‌​​ ‌‍​‍‌‍​‌‌ ​ ‌‍‌‌‌‌‌‌‌ ​‍‌‍ ​​ ‌‌‍‍​‌ ‌​‌ ‌​‌ ​​​‍‌‌​ ​ ‌​​‌​‍‌‌​ ​‍‌​‌‍​‍‌‌​ ​‍‌​‌‍‌‍ ​‌‍ ‌‍​ ‌‍​‌‌‍ ​‌‍‍​‌‍ ‌ ​ ‌ ‌​​‍‌‌​ ​ ‌​​‌​ ​ ​ ​ ​ ​ ​ ​ ​‍‌‍‌‍‍‌‌‍‌​​ ‌‌‍‌​​ ‌ ​ ​ ​ ‍​‌‍‌‍​ ‌ ​ ‌‌​ ​‌​‍ ‌‌‍‌​‌‍​‍‌‍​‌‌‍​ ​‍ ‌​ ‌​​ ‌‍​ ‌​​ ​‌​‍ ‌​ ‍‌​ ​‍‌‍​‌‌‍‌‌​‍ ‌‌‍​‌‌‍​ ​ ‌​​ ‌‌​ ‌‍​ ​‍​ ‌​​ ‌​​ ​‍​ ‍​‌‍​‌​ ​‌​‍‌‍‌ ‌​‌ ‍‌‌ ​​‌‍‌‌​ ‌‌ ‌ ‌‍ ‌ ​‍‌‍‍ ​‍‌‍‌ ​​‌‍​‌‌ ‌​‌‍‍​​ ‌‌‍​ ‌‍ ‌‍ ‍‌ ‌​‌‍‌‌‌‍ ‍‌ ‌​‌‌​ ‌‍ ‌‌‍​‌‌‍ ​‌‍ ​‌‌​​‌ ​‍‌‍‍‌‌‍ ‍‌ ‌​​‍‌‌​ ‌‌‌​​‍‌‌ ‌‍‍ ‌‍‌‌‌ ‍‌​‍‌‌​ ​ ‌​‌​​‍‌‌​ ​ ‌​‌​​‍‌‌​ ​‍​ ​‍​ ‍​​ ​‍​ ‌‍​ ​‍​ ​ ​ ‌​​ ​‌​ ‍‌​ ​‌‌‍​‍‌‍​‍​ ‌ ​‍‌‌​ ​‍​ ​‍​‍‌‌​ ‌‌‌​‌​​‍ ‍‌‍​ ‌‍‍​‌‍‍‌‌‍ ​‌‍‌​‌ ​‍‌‍‌‌‌‍ ‍​‍‌‌​ ‌‌‌​​‍‌‌ ‌‍‍ ‌‍‌‌‌ ‍‌​‍‌‌​ ​ ‌​‌​​‍‌‌​ ​ ‌​‌​​‍‌‌​ ​‍​ ​‍​ ‌ ​ ‌‌‌‍​‍​ ‌‍‌‍​‍​ ‍‌‌‍​ ​ ‍‌​ ‌‍​ ‍‌‌‍‌‌‌‍​‍​‍‌‌​ ​‍​ ​‍​‍‌‌​ ‌‌‌​‌​​‍ ‍‌ ‌​‌‍‌‌‌ ‍​‌ ‌​​‍‌‍‌ ​​‌‍‌‌‌ ​‍‌ ​ ‌ ​​‌‍‌‌‌‍​ ‌ ‌​‌‍‍‌‌ ‌‍‌‍‌‌​ ‌‌ ​​‌ ‌‌‌‍​‍‌‍ ​‌‍‍‌‌ ​ ‌‍‍​‌‍‌‌‌‍‌​​‍​‍‌ ‌, 2024, Executive Summary, p.27​​​​‌ ‍ ​‍​‍‌‍ ‌ ​‍‌‍‍‌‌‍‌ ‌‍‍‌‌‍ ‍​‍​‍​ ‍‍​‍​‍‌ ​ ‌‍​‌‌‍ ‍‌‍‍‌‌ ‌​‌ ‍‌​‍ ‍‌‍‍‌‌‍ ​‍​‍​‍ ​​‍​‍‌‍‍​‌ ​‍‌‍‌‌‌‍‌‍​‍​‍​ ‍‍​‍​‍‌‍‍​‌ ‌​‌ ‌​‌ ​​​ ‍‍​‍ ​‍ ‌‍ ​‌‍ ‌‍​ ‌‍​‌‌‍ ​‌‍‍​‌‍ ‌ ​ ‌ ‌​​ ‍‍​ ​ ​ ​ ​ ​ ​ ​ ​‍ ‌‍‍‌‌‍ ‍‌ ‌​‌‍‌‌‌‍ ‍‌ ‌​​‍ ‌‍‌‌‌‍‌​‌‍‍‌‌ ‌​​‍ ‌‍ ‌‌‍ ‌‍‌​‌‍‌‌​ ‌‌ ​​‌ ​‍‌‍‌‌‌ ​ ‌‍‌‌‌‍ ‍‌ ‌​‌‍​‌‌ ‌​‌‍‍‌‌‍ ‌‍ ‍​ ‍ ‌‍‍‌‌‍‌​​ ‌‌‍‌​​ ‌ ​ ​ ​ ‍​‌‍‌‍​ ‌ ​ ‌‌​ ​‌​‍ ‌‌‍‌​‌‍​‍‌‍​‌‌‍​ ​‍ ‌​ ‌​​ ‌‍​ ‌​​ ​‌​‍ ‌​ ‍‌​ ​‍‌‍​‌‌‍‌‌​‍ ‌‌‍​‌‌‍​ ​ ‌​​ ‌‌​ ‌‍​ ​‍​ ‌​​ ‌​​ ​‍​ ‍​‌‍​‌​ ​‌​ ‍ ‌ ‌​‌ ‍‌‌ ​​‌‍‌‌​ ‌‌ ‌ ‌‍ ‌ ​‍‌‍‍ ​ ‍ ‌ ​​‌‍​‌‌ ‌​‌‍‍​​ ‌‌‍​ ‌‍ ‌‍ ‍‌ ‌​‌‍‌‌‌‍ ‍‌ ‌​‌‌​ ‌‍ ‌‌‍​‌‌‍ ​‌‍ ​‌‌​​‌ ​‍‌‍‍‌‌‍ ‍‌ ‌​​‍‌‌​ ‌‌‌​​‍‌‌ ‌‍‍ ‌‍‌‌‌ ‍‌​‍‌‌​ ​ ‌​‌​​‍‌‌​ ​ ‌​‌​​‍‌‌​ ​‍​ ​‍​ ‍​​ ​‍​ ‌‍​ ​‍​ ​ ​ ‌​​ ​‌​ ‍‌​ ​‌‌‍​‍‌‍​‍​ ‌ ​‍‌‌​ ​‍​ ​‍​‍‌‌​ ‌‌‌​‌​​‍ ‍‌‍​ ‌‍‍​‌‍‍‌‌‍ ​‌‍‌​‌ ​‍‌‍‌‌‌‍ ‍​‍‌‌​ ‌‌‌​​‍‌‌ ‌‍‍ ‌‍‌‌‌ ‍‌​‍‌‌​ ​ ‌​‌​​‍‌‌​ ​ ‌​‌​​‍‌‌​ ​‍​ ​‍‌‍​ ​ ​‌​ ‌​‌‍​‌​ ‍​​ ‌‌​ ‌ ​ ‍‌​ ‍​‌‍‌‍​ ‌​​ ​‍​‍‌‌​ ​‍​ ​‍​‍‌‌​ ‌‌‌​‌​​‍ ‍‌ ‌​‌‍‌‌‌ ‍​‌ ‌​​ ‌‍​‍‌‍​‌‌ ​ ‌‍‌‌‌‌‌‌‌ ​‍‌‍ ​​ ‌‌‍‍​‌ ‌​‌ ‌​‌ ​​​‍‌‌​ ​ ‌​​‌​‍‌‌​ ​‍‌​‌‍​‍‌‌​ ​‍‌​‌‍‌‍ ​‌‍ ‌‍​ ‌‍​‌‌‍ ​‌‍‍​‌‍ ‌ ​ ‌ ‌​​‍‌‌​ ​ ‌​​‌​ ​ ​ ​ ​ ​ ​ ​ ​‍‌‍‌‍‍‌‌‍‌​​ ‌‌‍‌​​ ‌ ​ ​ ​ ‍​‌‍‌‍​ ‌ ​ ‌‌​ ​‌​‍ ‌‌‍‌​‌‍​‍‌‍​‌‌‍​ ​‍ ‌​ ‌​​ ‌‍​ ‌​​ ​‌​‍ ‌​ ‍‌​ ​‍‌‍​‌‌‍‌‌​‍ ‌‌‍​‌‌‍​ ​ ‌​​ ‌‌​ ‌‍​ ​‍​ ‌​​ ‌​​ ​‍​ ‍​‌‍​‌​ ​‌​‍‌‍‌ ‌​‌ ‍‌‌ ​​‌‍‌‌​ ‌‌ ‌ ‌‍ ‌ ​‍‌‍‍ ​‍‌‍‌ ​​‌‍​‌‌ ‌​‌‍‍​​ ‌‌‍​ ‌‍ ‌‍ ‍‌ ‌​‌‍‌‌‌‍ ‍‌ ‌​‌‌​ ‌‍ ‌‌‍​‌‌‍ ​‌‍ ​‌‌​​‌ ​‍‌‍‍‌‌‍ ‍‌ ‌​​‍‌‌​ ‌‌‌​​‍‌‌ ‌‍‍ ‌‍‌‌‌ ‍‌​‍‌‌​ ​ ‌​‌​​‍‌‌​ ​ ‌​‌​​‍‌‌​ ​‍​ ​‍​ ‍​​ ​‍​ ‌‍​ ​‍​ ​ ​ ‌​​ ​‌​ ‍‌​ ​‌‌‍​‍‌‍​‍​ ‌ ​‍‌‌​ ​‍​ ​‍​‍‌‌​ ‌‌‌​‌​​‍ ‍‌‍​ ‌‍‍​‌‍‍‌‌‍ ​‌‍‌​‌ ​‍‌‍‌‌‌‍ ‍​‍‌‌​ ‌‌‌​​‍‌‌ ‌‍‍ ‌‍‌‌‌ ‍‌​‍‌‌​ ​ ‌​‌​​‍‌‌​ ​ ‌​‌​​‍‌‌​ ​‍​ ​‍‌‍​ ​ ​‌​ ‌​‌‍​‌​ ‍​​ ‌‌​ ‌ ​ ‍‌​ ‍​‌‍‌‍​ ‌​​ ​‍​‍‌‌​ ​‍​ ​‍​‍‌‌​ ‌‌‌​‌​​‍ ‍‌ ‌​‌‍‌‌‌ ‍​‌ ‌​​‍‌‍‌ ​​‌‍‌‌‌ ​‍‌ ​ ‌ ​​‌‍‌‌‌‍​ ‌ ‌​‌‍‍‌‌ ‌‍‌‍‌‌​ ‌‌ ​​‌ ‌‌‌‍​‍‌‍ ​‌‍‍‌‌ ​ ‌‍‍​‌‍‌‌‌‍‌​​‍​‍‌ ‌
(3) Budget 2025-26, p6.​​​​‌ ‍ ​‍​‍‌‍ ‌ ​‍‌‍‍‌‌‍‌ ‌‍‍‌‌‍ ‍​‍​‍​ ‍‍​‍​‍‌ ​ ‌‍​‌‌‍ ‍‌‍‍‌‌ ‌​‌ ‍‌​‍ ‍‌‍‍‌‌‍ ​‍​‍​‍ ​​‍​‍‌‍‍​‌ ​‍‌‍‌‌‌‍‌‍​‍​‍​ ‍‍​‍​‍‌‍‍​‌ ‌​‌ ‌​‌ ​​​ ‍‍​‍ ​‍ ‌‍ ​‌‍ ‌‍​ ‌‍​‌‌‍ ​‌‍‍​‌‍ ‌ ​ ‌ ‌​​ ‍‍​ ​ ​ ​ ​ ​ ​ ​ ​‍ ‌‍‍‌‌‍ ‍‌ ‌​‌‍‌‌‌‍ ‍‌ ‌​​‍ ‌‍‌‌‌‍‌​‌‍‍‌‌ ‌​​‍ ‌‍ ‌‌‍ ‌‍‌​‌‍‌‌​ ‌‌ ​​‌ ​‍‌‍‌‌‌ ​ ‌‍‌‌‌‍ ‍‌ ‌​‌‍​‌‌ ‌​‌‍‍‌‌‍ ‌‍ ‍​ ‍ ‌‍‍‌‌‍‌​​ ‌‌‍‌​​ ‌ ​ ​ ​ ‍​‌‍‌‍​ ‌ ​ ‌‌​ ​‌​‍ ‌‌‍‌​‌‍​‍‌‍​‌‌‍​ ​‍ ‌​ ‌​​ ‌‍​ ‌​​ ​‌​‍ ‌​ ‍‌​ ​‍‌‍​‌‌‍‌‌​‍ ‌‌‍​‌‌‍​ ​ ‌​​ ‌‌​ ‌‍​ ​‍​ ‌​​ ‌​​ ​‍​ ‍​‌‍​‌​ ​‌​ ‍ ‌ ‌​‌ ‍‌‌ ​​‌‍‌‌​ ‌‌ ‌ ‌‍ ‌ ​‍‌‍‍ ​ ‍ ‌ ​​‌‍​‌‌ ‌​‌‍‍​​ ‌‌‍​ ‌‍ ‌‍ ‍‌ ‌​‌‍‌‌‌‍ ‍‌ ‌​‌‌​ ‌‍ ‌‌‍​‌‌‍ ​‌‍ ​‌‌​​‌ ​‍‌‍‍‌‌‍ ‍‌ ‌​​‍‌‌​ ‌‌‌​​‍‌‌ ‌‍‍ ‌‍‌‌‌ ‍‌​‍‌‌​ ​ ‌​‌​​‍‌‌​ ​ ‌​‌​​‍‌‌​ ​‍​ ​‍‌‍​‍​ ​‍​ ​‌​ ‌​‌‍​‌​ ‌‍​ ‍‌‌‍‌‌‌‍‌​​ ​‍​ ‌​​ ‌‍​‍‌‌​ ​‍​ ​‍​‍‌‌​ ‌‌‌​‌​​‍ ‍‌‍​ ‌‍‍​‌‍‍‌‌‍ ​‌‍‌​‌ ​‍‌‍‌‌‌‍ ‍​‍‌‌​ ‌‌‌​​‍‌‌ ‌‍‍ ‌‍‌‌‌ ‍‌​‍‌‌​ ​ ‌​‌​​‍‌‌​ ​ ‌​‌​​‍‌‌​ ​‍​ ​‍​ ​ ‌‍​‍‌‍​‌‌‍‌‍​ ​ ​ ‍​​ ‍‌​ ‌‍‌‍‌‌​ ​‍​ ​ ‌‍​‍​‍‌‌​ ​‍​ ​‍​‍‌‌​ ‌‌‌​‌​​‍ ‍‌ ‌​‌‍‌‌‌ ‍​‌ ‌​​ ‌‍​‍‌‍​‌‌ ​ ‌‍‌‌‌‌‌‌‌ ​‍‌‍ ​​ ‌‌‍‍​‌ ‌​‌ ‌​‌ ​​​‍‌‌​ ​ ‌​​‌​‍‌‌​ ​‍‌​‌‍​‍‌‌​ ​‍‌​‌‍‌‍ ​‌‍ ‌‍​ ‌‍​‌‌‍ ​‌‍‍​‌‍ ‌ ​ ‌ ‌​​‍‌‌​ ​ ‌​​‌​ ​ ​ ​ ​ ​ ​ ​ ​‍‌‍‌‍‍‌‌‍‌​​ ‌‌‍‌​​ ‌ ​ ​ ​ ‍​‌‍‌‍​ ‌ ​ ‌‌​ ​‌​‍ ‌‌‍‌​‌‍​‍‌‍​‌‌‍​ ​‍ ‌​ ‌​​ ‌‍​ ‌​​ ​‌​‍ ‌​ ‍‌​ ​‍‌‍​‌‌‍‌‌​‍ ‌‌‍​‌‌‍​ ​ ‌​​ ‌‌​ ‌‍​ ​‍​ ‌​​ ‌​​ ​‍​ ‍​‌‍​‌​ ​‌​‍‌‍‌ ‌​‌ ‍‌‌ ​​‌‍‌‌​ ‌‌ ‌ ‌‍ ‌ ​‍‌‍‍ ​‍‌‍‌ ​​‌‍​‌‌ ‌​‌‍‍​​ ‌‌‍​ ‌‍ ‌‍ ‍‌ ‌​‌‍‌‌‌‍ ‍‌ ‌​‌‌​ ‌‍ ‌‌‍​‌‌‍ ​‌‍ ​‌‌​​‌ ​‍‌‍‍‌‌‍ ‍‌ ‌​​‍‌‌​ ‌‌‌​​‍‌‌ ‌‍‍ ‌‍‌‌‌ ‍‌​‍‌‌​ ​ ‌​‌​​‍‌‌​ ​ ‌​‌​​‍‌‌​ ​‍​ ​‍‌‍​‍​ ​‍​ ​‌​ ‌​‌‍​‌​ ‌‍​ ‍‌‌‍‌‌‌‍‌​​ ​‍​ ‌​​ ‌‍​‍‌‌​ ​‍​ ​‍​‍‌‌​ ‌‌‌​‌​​‍ ‍‌‍​ ‌‍‍​‌‍‍‌‌‍ ​‌‍‌​‌ ​‍‌‍‌‌‌‍ ‍​‍‌‌​ ‌‌‌​​‍‌‌ ‌‍‍ ‌‍‌‌‌ ‍‌​‍‌‌​ ​ ‌​‌​​‍‌‌​ ​ ‌​‌​​‍‌‌​ ​‍​ ​‍​ ​ ‌‍​‍‌‍​‌‌‍‌‍​ ​ ​ ‍​​ ‍‌​ ‌‍‌‍‌‌​ ​‍​ ​ ‌‍​‍​‍‌‌​ ​‍​ ​‍​‍‌‌​ ‌‌‌​‌​​‍ ‍‌ ‌​‌‍‌‌‌ ‍​‌ ‌​​‍‌‍‌ ​​‌‍‌‌‌ ​‍‌ ​ ‌ ​​‌‍‌‌‌‍​ ‌ ‌​‌‍‍‌‌ ‌‍‌‍‌‌​ ‌‌ ​​‌ ‌‌‌‍​‍‌‍ ​‌‍‍‌‌ ​ ‌‍‍​‌‍‌‌‌‍‌​​‍​‍‌ ‌
(4) Existing policies refers to a combination of policies including the Renewable Energy Target, the Capacity Investment Scheme, the
like aluminium and iron/steel.​​​​‌ ‍ ​‍​‍‌‍ ‌ ​‍‌‍‍‌‌‍‌ ‌‍‍‌‌‍ ‍​‍​‍​ ‍‍​‍​‍‌ ​ ‌‍​‌‌‍ ‍‌‍‍‌‌ ‌​‌ ‍‌​‍ ‍‌‍‍‌‌‍ ​‍​‍​‍ ​​‍​‍‌‍‍​‌ ​‍‌‍‌‌‌‍‌‍​‍​‍​ ‍‍​‍​‍‌‍‍​‌ ‌​‌ ‌​‌ ​​​ ‍‍​‍ ​‍ ‌‍ ​‌‍ ‌‍​ ‌‍​‌‌‍ ​‌‍‍​‌‍ ‌ ​ ‌ ‌​​ ‍‍​ ​ ​ ​ ​ ​ ​ ​ ​‍ ‌‍‍‌‌‍ ‍‌ ‌​‌‍‌‌‌‍ ‍‌ ‌​​‍ ‌‍‌‌‌‍‌​‌‍‍‌‌ ‌​​‍ ‌‍ ‌‌‍ ‌‍‌​‌‍‌‌​ ‌‌ ​​‌ ​‍‌‍‌‌‌ ​ ‌‍‌‌‌‍ ‍‌ ‌​‌‍​‌‌ ‌​‌‍‍‌‌‍ ‌‍ ‍​ ‍ ‌‍‍‌‌‍‌​​ ‌‌‍‌​​ ‌ ​ ​ ​ ‍​‌‍‌‍​ ‌ ​ ‌‌​ ​‌​‍ ‌‌‍‌​‌‍​‍‌‍​‌‌‍​ ​‍ ‌​ ‌​​ ‌‍​ ‌​​ ​‌​‍ ‌​ ‍‌​ ​‍‌‍​‌‌‍‌‌​‍ ‌‌‍​‌‌‍​ ​ ‌​​ ‌‌​ ‌‍​ ​‍​ ‌​​ ‌​​ ​‍​ ‍​‌‍​‌​ ​‌​ ‍ ‌ ‌​‌ ‍‌‌ ​​‌‍‌‌​ ‌‌ ‌ ‌‍ ‌ ​‍‌‍‍ ​ ‍ ‌ ​​‌‍​‌‌ ‌​‌‍‍​​ ‌‌‍​ ‌‍ ‌‍ ‍‌ ‌​‌‍‌‌‌‍ ‍‌ ‌​‌‌​ ‌‍ ‌‌‍​‌‌‍ ​‌‍ ​‌‌​​‌ ​‍‌‍‍‌‌‍ ‍‌ ‌​​‍‌‌​ ‌‌‌​​‍‌‌ ‌‍‍ ‌‍‌‌‌ ‍‌​‍‌‌​ ​ ‌​‌​​‍‌‌​ ​ ‌​‌​​‍‌‌​ ​‍​ ​‍​ ‌ ‌‍‌‌​ ​‍‌‍‌‍‌‍​ ‌‍‌‌​ ‌‍‌‍​‍‌‍‌‍​ ​‌‌‍​‌‌‍​‍​‍‌‌​ ​‍​ ​‍​‍‌‌​ ‌‌‌​‌​​‍ ‍‌‍​ ‌‍‍​‌‍‍‌‌‍ ​‌‍‌​‌ ​‍‌‍‌‌‌‍ ‍​‍‌‌​ ‌‌‌​​‍‌‌ ‌‍‍ ‌‍‌‌‌ ‍‌​‍‌‌​ ​ ‌​‌​​‍‌‌​ ​ ‌​‌​​‍‌‌​ ​‍​ ​‍​ ​ ‌‍​‌​ ​‍‌‍‌‌‌‍‌​‌‍‌‍​ ‍​‌‍​‍​ ‌‌​ ‍‌​ ‍‌​ ‌‌​‍‌‌​ ​‍​ ​‍​‍‌‌​ ‌‌‌​‌​​‍ ‍‌ ‌​‌‍‌‌‌ ‍​‌ ‌​​ ‌‍​‍‌‍​‌‌ ​ ‌‍‌‌‌‌‌‌‌ ​‍‌‍ ​​ ‌‌‍‍​‌ ‌​‌ ‌​‌ ​​​‍‌‌​ ​ ‌​​‌​‍‌‌​ ​‍‌​‌‍​‍‌‌​ ​‍‌​‌‍‌‍ ​‌‍ ‌‍​ ‌‍​‌‌‍ ​‌‍‍​‌‍ ‌ ​ ‌ ‌​​‍‌‌​ ​ ‌​​‌​ ​ ​ ​ ​ ​ ​ ​ ​‍‌‍‌‍‍‌‌‍‌​​ ‌‌‍‌​​ ‌ ​ ​ ​ ‍​‌‍‌‍​ ‌ ​ ‌‌​ ​‌​‍ ‌‌‍‌​‌‍​‍‌‍​‌‌‍​ ​‍ ‌​ ‌​​ ‌‍​ ‌​​ ​‌​‍ ‌​ ‍‌​ ​‍‌‍​‌‌‍‌‌​‍ ‌‌‍​‌‌‍​ ​ ‌​​ ‌‌​ ‌‍​ ​‍​ ‌​​ ‌​​ ​‍​ ‍​‌‍​‌​ ​‌​‍‌‍‌ ‌​‌ ‍‌‌ ​​‌‍‌‌​ ‌‌ ‌ ‌‍ ‌ ​‍‌‍‍ ​‍‌‍‌ ​​‌‍​‌‌ ‌​‌‍‍​​ ‌‌‍​ ‌‍ ‌‍ ‍‌ ‌​‌‍‌‌‌‍ ‍‌ ‌​‌‌​ ‌‍ ‌‌‍​‌‌‍ ​‌‍ ​‌‌​​‌ ​‍‌‍‍‌‌‍ ‍‌ ‌​​‍‌‌​ ‌‌‌​​‍‌‌ ‌‍‍ ‌‍‌‌‌ ‍‌​‍‌‌​ ​ ‌​‌​​‍‌‌​ ​ ‌​‌​​‍‌‌​ ​‍​ ​‍​ ‌ ‌‍‌‌​ ​‍‌‍‌‍‌‍​ ‌‍‌‌​ ‌‍‌‍​‍‌‍‌‍​ ​‌‌‍​‌‌‍​‍​‍‌‌​ ​‍​ ​‍​‍‌‌​ ‌‌‌​‌​​‍ ‍‌‍​ ‌‍‍​‌‍‍‌‌‍ ​‌‍‌​‌ ​‍‌‍‌‌‌‍ ‍​‍‌‌​ ‌‌‌​​‍‌‌ ‌‍‍ ‌‍‌‌‌ ‍‌​‍‌‌​ ​ ‌​‌​​‍‌‌​ ​ ‌​‌​​‍‌‌​ ​‍​ ​‍​ ​ ‌‍​‌​ ​‍‌‍‌‌‌‍‌​‌‍‌‍​ ‍​‌‍​‍​ ‌‌​ ‍‌​ ‍‌​ ‌‌​‍‌‌​ ​‍​ ​‍​‍‌‌​ ‌‌‌​‌​​‍ ‍‌ ‌​‌‍‌‌‌ ‍​‌ ‌​​‍‌‍‌ ​​‌‍‌‌‌ ​‍‌ ​ ‌ ​​‌‍‌‌‌‍​ ‌ ‌​‌‍‍‌‌ ‌‍‌‍‌‌​ ‌‌ ​​‌ ‌‌‌‍​‍‌‍ ​‌‍‍‌‌ ​ ‌‍‍​‌‍‌‌‌‍‌​​‍​‍‌ ‌